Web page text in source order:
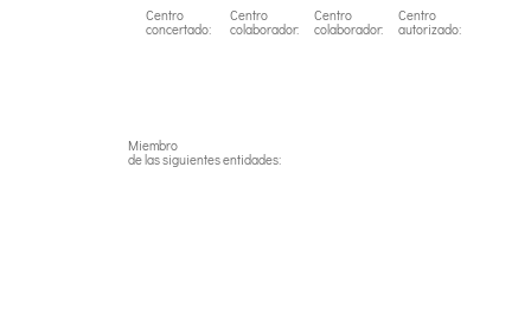
Centro
concertado:
Centro
colaborador:
Centro
colaborador:
Centro
autorizado:
Miembro
de las siguientes entidades: